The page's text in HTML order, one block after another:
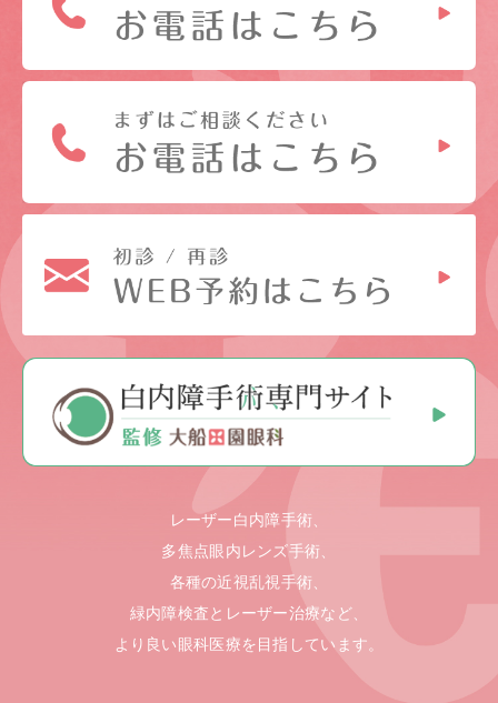
レーザー白内障手術、
多焦点眼内レンズ手術、
各種の近視乱視手術、
緑内障検査とレーザー治療など、
より良い眼科医療を目指しています。